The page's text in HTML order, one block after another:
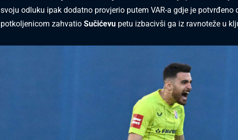
svoju odluku ipak dodatno provjerio putem VAR-a gdje je potvrđeno
potkoljenicom zahvatio Sučićevu petu izbacivši ga iz ravnoteže u